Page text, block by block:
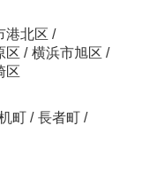
港北区 /
区 / 横浜市旭区 /
区
町 / 長者町 /